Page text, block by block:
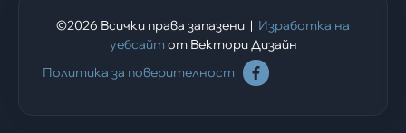
©2026 Всички права запазени | Изработка на
уебсайт от Вектори Дизайн
Политика за поверителност